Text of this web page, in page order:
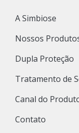
A Simbiose
Nossos
Dupla Proteção
Tratamento de
Canal do
Contato